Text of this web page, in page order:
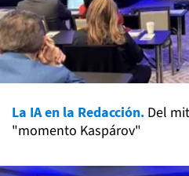
La IA en la Redacción. Del
"momento Kaspárov"